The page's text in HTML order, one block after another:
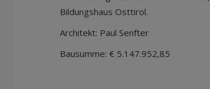
Bildungshaus Osttirol.
Architekt: Paul Senfter
Bausumme: € 5.147.952,85